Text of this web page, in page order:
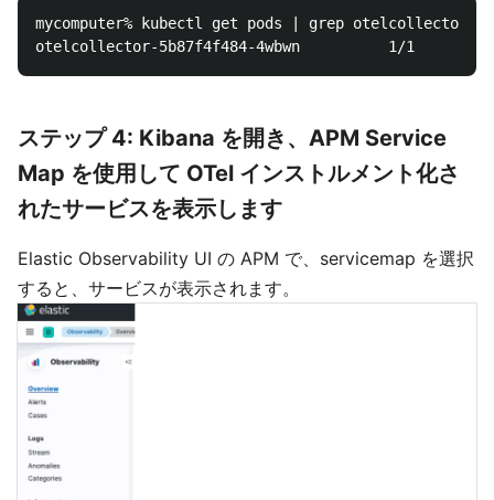
mycomputer% kubectl get pods | grep otelcollector
ステップ 4: Kibana を開き、APM Service
Map を使用して OTel インストルメント化さ
れたサービスを表示します
Elastic Observability UI の APM で、servicemap を選択
すると、サービスが表示されます。